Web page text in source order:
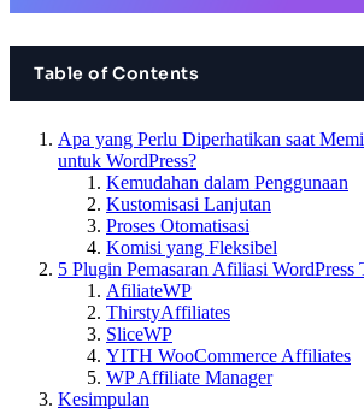
Table of Contents
Apa yang Perlu Diperhatikan saat
untuk WordPress?
Kemudahan dalam Penggunaan
Kustomisasi Lanjutan
Proses Otomatisasi
Komisi yang Fleksibel
5 Plugin Pemasaran Afiliasi WordPress
AfiliateWP
ThirstyAffiliates
SliceWP
YITH WooCommerce Affiliates
WP Affiliate Manager
Kesimpulan